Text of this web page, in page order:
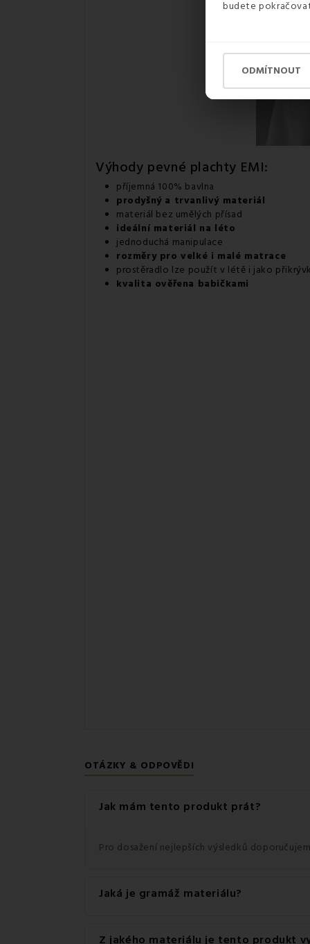
budete
ODMÍTNOUT
Výhody pevné plachty EMI:
příjemná 100% bavlna
prodyšný a trvanlivý materiál
materiál bez umělých přísad
ideální materiál na léto
jednoduchá manipulace
rozměry pro velké i malé matrace
prostěradlo lze použít v létě i jako
kvalita ověřena babičkami
OTÁZKY & ODPOVĚDI
Jak mám tento produkt prát?
Pro dosažení nejlepších výsledků
Jaká je gramáž materiálu?
Gramáž materiálu použitého pro tento
Z jakého materiálu je tento produkt